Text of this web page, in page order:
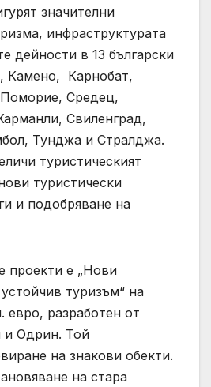
значителни
инфраструктурата
дейности в 13 български
Камено, Карнобат,
Средец,
Свиленград,
Тунджа и Стралджа.
туристическият
туристически
и подобряване на
проекти е „Нови
туризъм“ на
евро, разработен от
и Одрин. Той
на знакови обекти.
на стара